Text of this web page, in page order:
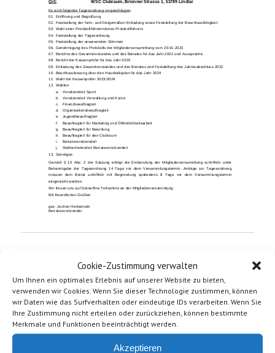
Cookie-Zustimmung verwalten
Um Ihnen ein optimales Erlebnis auf unserer Website zu bieten,
verwenden wir Cookies. Wenn Sie dieser Technologie zustimmen, können
wir Daten wie das Surfverhalten oder eindeutige IDs verarbeiten. Wenn Sie
Ihre Zustimmung nicht erteilen oder zurückziehen, können bestimmte
Merkmale und Funktionen beeinträchtigt werden.
Akzeptieren
Ort:
WSC Clubraum, Brionner Strasse 1, 51789 Lindlar
Es wird folgende Tagesordnung vorgeschlagen:
01.
Eröffnung und Begrüßung
02.
Feststellung der form- und fristgemäßen Einladung sowie Feststellung der Beschlussfähigkeit
03.
Wahl einer Protokollführerin/eines Protokollführers
04.
Feststellung der Tagesordnung
05.
Feststellung der anwesenden Stimmen
06.
Genehmigung des Protokolls der Mitgliederversammlung vom 20.01 .2023
07.
Berichte des Gesamtvorstandes und des Beirates für das Jahr 2022 und Aussprache
08.
Bericht der Kassenprüfer für das Jahr 2022
09.
Entlastung des Gesamtvorstandes und des Beirates und Feststellung des Jahresabschluss 2022
10.
Beschlussfassung über den Haushaltsplan für das Jahr 2024
11.
Wahl der Kassenprüfer 2023/2024
12.
Wahlen
a.
Vorsitzende/r Sport
b.
Vorsitzende/r Verwaltung und Kurse
c.
Finanzbeauftragte/r
d.
Organisationsbeauftragte/r
e.
Jugendbeauftragte/r
f.
Beauftragte/r für Marketing und Öffentlichkeitsarbeit
g.
Beauftragte/r für Bewirtung
h.
Beauftragte/r für den Clubraum
i.
Beiratsvo rsitzende/r
j.
Stellvertretende/r Beiratsvorsitzende/r
13.
Sonstiges
Gemäß § 10 Abs. 2 der Satzung erfolgt die Einberufung der Mitgliederversammlung schriftlich unter
Bekanntgabe der Tagesordnung 14 Tage vor dem Versammlungstermin. Anträge zur Tagesordnung
müssen dem Beirat schriftlich mit Begründung spätestens 8 Tage vor dem Versammlungstermin
eingereicht werden.
Wir freuen uns auf Deine/Ihre Teilnahme an der Mitgliederversammlung.
Mit freundlichen Grüßen
gez.
Jochen Herkenrath
Beiratsvorsitzender